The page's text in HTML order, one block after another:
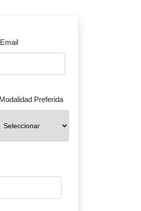
Email
Modalidad Preferida